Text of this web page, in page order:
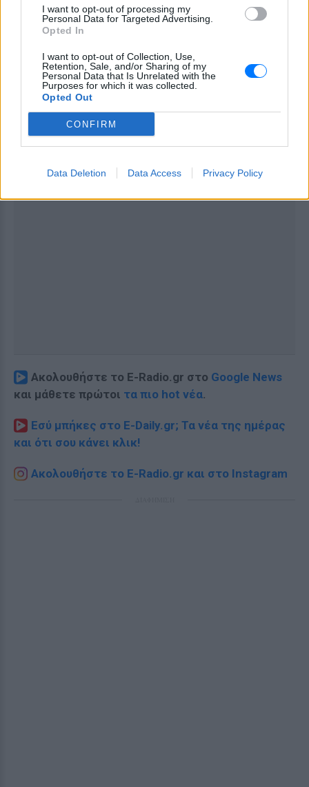
I want to opt-out of processing my
Personal Data for Targeted Advertising.
Opted In
I want to opt-out of Collection, Use,
Retention, Sale, and/or Sharing of my
Personal Data that Is Unrelated with the
Purposes for which it was collected.
Opted Out
CONFIRM
Data Deletion Data Access Privacy Policy
γιατρό, καθώς υπάρχουν τρόποι διαχείρισης και
θεραπευτικής παρέμβασης.
ΔΙΑΦΗΜΙΣΗ
Ακολουθήστε το E-Radio.gr στο Google News
και μάθετε πρώτοι τα πιο hot νέα.
Εσύ μπήκες στο E-Daily.gr; Τα νέα της ημέρας
και ότι σου κάνει κλικ!
Ακολουθήστε το E-Radio.gr και στο Instagram